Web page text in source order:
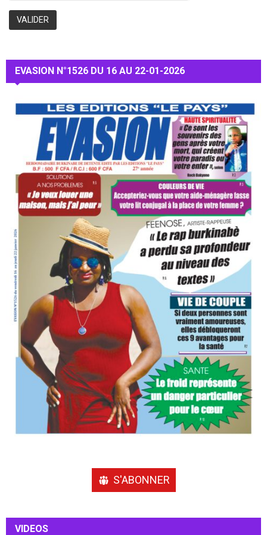
EVASION N°1526 DU 16 AU 22-01-2026
S'ABONNER
VIDEOS